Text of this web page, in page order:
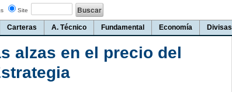
Site
Carteras A. Técnico Fundamental Economía Divisas
alzas en el precio del